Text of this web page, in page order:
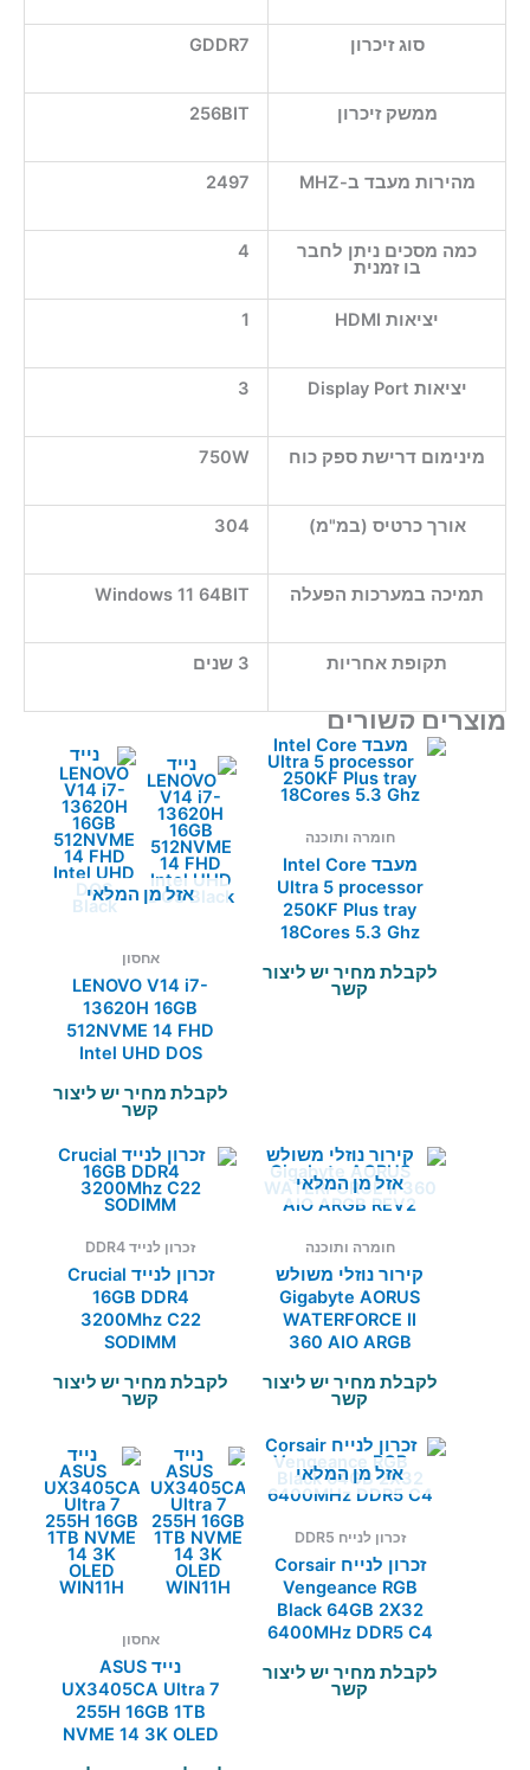
סוג זיכרון GDDR7
ממשק זיכרון 256BIT
מהירות מעבד ב-MHZ 2497
כמה מסכים ניתן לחבר
בו זמנית
4
יציאות HDMI 1
יציאות Display Port 3
מינימום דרישת ספק כוח 750W
אורך כרטיס (במ"מ) 304
תמיכה במערכות הפעלה Windows 11 64BIT
תקופת אחריות 3 שנים
מוצרים קשורים
חומרה ותוכנה
מעבד Intel Core
Ultra 5 processor
250KF Plus tray
18Cores 5.3 Ghz
לקבלת מחיר יש ליצור
קשר
אזל מן המלאי
אחסון
LENOVO V14 i7-
13620H 16GB
512NVME 14 FHD
Intel UHD DOS
לקבלת מחיר יש ליצור
קשר
אזל מן המלאי
חומרה ותוכנה
קירור נוזלי משולש
Gigabyte AORUS
WATERFORCE II
360 AIO ARGB
לקבלת מחיר יש ליצור
קשר
זכרון לנייד DDR4
זכרון לנייד Crucial
16GB DDR4
3200Mhz C22
SODIMM
לקבלת מחיר יש ליצור
קשר
אזל מן המלאי
זכרון לנייח DDR5
זכרון לנייח Corsair
Vengeance RGB
Black 64GB 2X32
6400MHz DDR5 C4
לקבלת מחיר יש ליצור
קשר
אחסון
נייד ASUS
UX3405CA Ultra 7
255H 16GB 1TB
NVME 14 3K OLED